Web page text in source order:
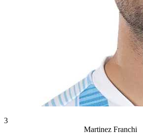
3
Martinez Franchi